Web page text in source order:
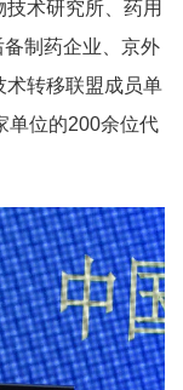
术研究所、药用
制药企业、京外
术转移联盟成员单
单位的200余位代